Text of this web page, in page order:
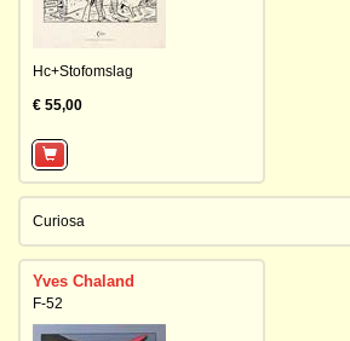
Hc+Stofomslag
€ 55,00
Curiosa
Yves Chaland
F-52